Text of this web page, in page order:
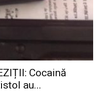
Cocaină
au...